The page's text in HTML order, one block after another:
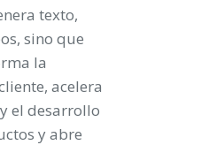
texto,
sino que
la
acelera
el desarrollo
y abre